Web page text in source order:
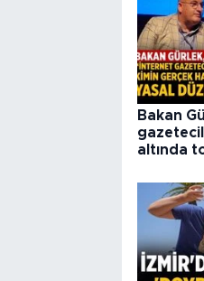
Bakan
altında